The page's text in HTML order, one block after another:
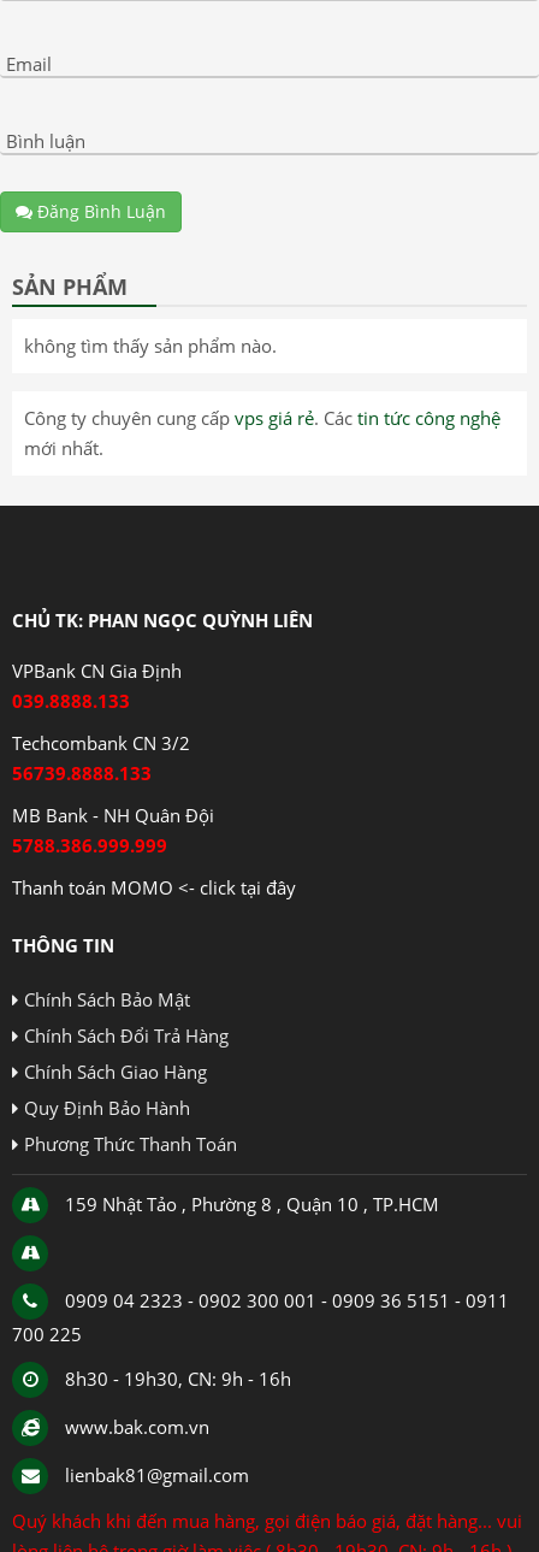
Email
Bình luận
Đăng Bình Luận
SẢN PHẨM
không tìm thấy sản phẩm nào.
Công ty chuyên cung cấp vps giá rẻ. Các tin tức công nghệ
mới nhất.
CHỦ TK: PHAN NGỌC QUỲNH LIÊN
VPBank CN Gia Định
039.8888.133
Techcombank CN 3/2
56739.8888.133
MB Bank - NH Quân Đội
5788.386.999.999
Thanh toán MOMO <- click tại đây
THÔNG TIN
Chính Sách Bảo Mật
Chính Sách Đổi Trả Hàng
Chính Sách Giao Hàng
Quy Định Bảo Hành
Phương Thức Thanh Toán
159 Nhật Tảo , Phường 8 , Quận 10 , TP.HCM
0909 04 2323 - 0902 300 001 - 0909 36 5151 - 0911
700 225
8h30 - 19h30, CN: 9h - 16h
www.bak.com.vn
lienbak81@gmail.com
Quý khách khi đến mua hàng, gọi điện báo giá, đặt hàng... vui